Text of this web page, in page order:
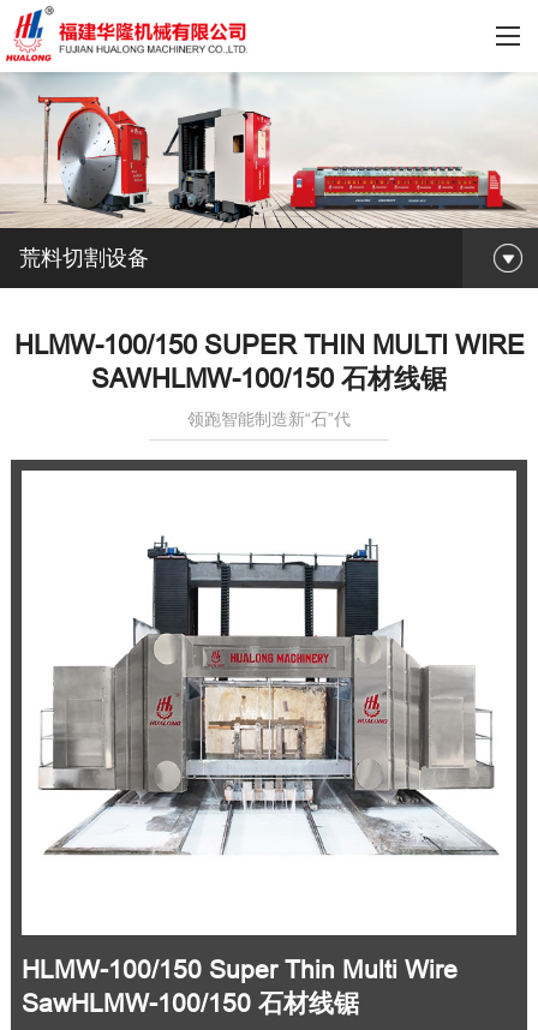
荒料切割设备
HLMW-100/150 SUPER THIN MULTI WIRE
SAWHLMW-100/150 石材线锯
领跑智能制造新“石”代
HLMW-100/150 Super Thin Multi Wire
SawHLMW-100/150 石材线锯